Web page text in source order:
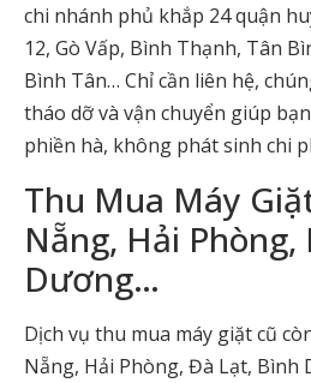
chi nhánh phủ khắp 24 quận
12, Gò Vấp, Bình Thạnh, Tân
Bình Tân… Chỉ cần liên hệ,
tháo dỡ và vận chuyển giúp
phiền hà, không phát sinh chi
Thu Mua Máy
Nẵng, Hải Phòng,
Dương…
Dịch vụ thu mua máy giặt cũ
Nẵng, Hải Phòng, Đà Lạt, Bình